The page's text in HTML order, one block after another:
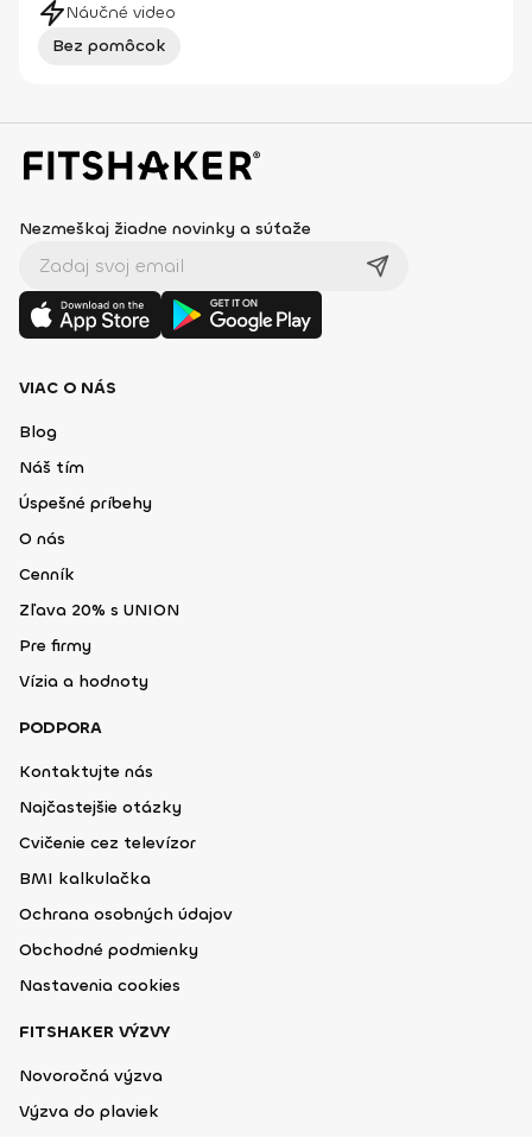
Náučné video
Bez pomôcok
Nezmeškaj žiadne novinky a súťaže
VIAC O NÁS
Blog
Náš tím
Úspešné príbehy
O nás
Cenník
Zľava 20% s UNION
Pre firmy
Vízia a hodnoty
PODPORA
Kontaktujte nás
Najčastejšie otázky
Cvičenie cez televízor
BMI kalkulačka
Ochrana osobných údajov
Obchodné podmienky
Nastavenia cookies
FITSHAKER VÝZVY
Novoročná výzva
Výzva do plaviek